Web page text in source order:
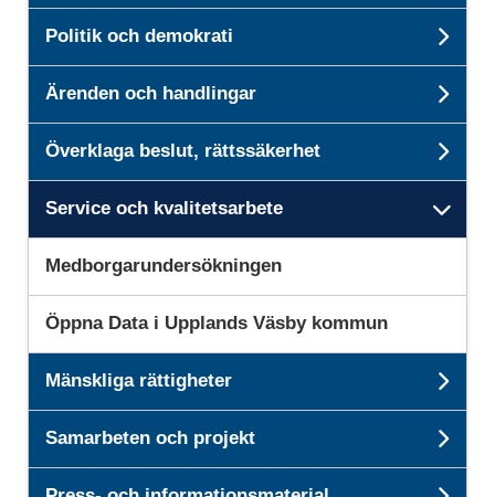
Politik och demokrati
Ärenden och handlingar
Överklaga beslut, rättssäkerhet
Service och kvalitetsarbete
Medborgarundersökningen
Öppna Data i Upplands Väsby kommun
Mänskliga rättigheter
Samarbeten och projekt